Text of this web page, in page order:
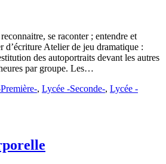
se raconter ; entendre et
d’écriture Atelier de jeu dramatique :
des autoportraits devant les autres
par groupe. Les…
, Lycée -Seconde-, Lycée -